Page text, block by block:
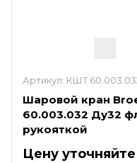
Артикул: КШТ
Шаровой кран
60.003.032 Ду32
рукояткой
Цену уточняйте